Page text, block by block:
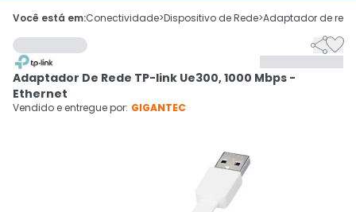
 Olá. Acesse sua conta
 Departamentos
Cupons
CADASTRE-SE
Você está em:Conectividade>Dispositivo de Rede>Adaptador de rede

Adaptador De Rede TP-link Ue300, 1000 Mbps -
Ethernet
Vendido e entregue por: GIGANTEC